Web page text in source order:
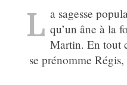
L a sagesse
qu’un âne à la
Martin. En tout
se prénomme